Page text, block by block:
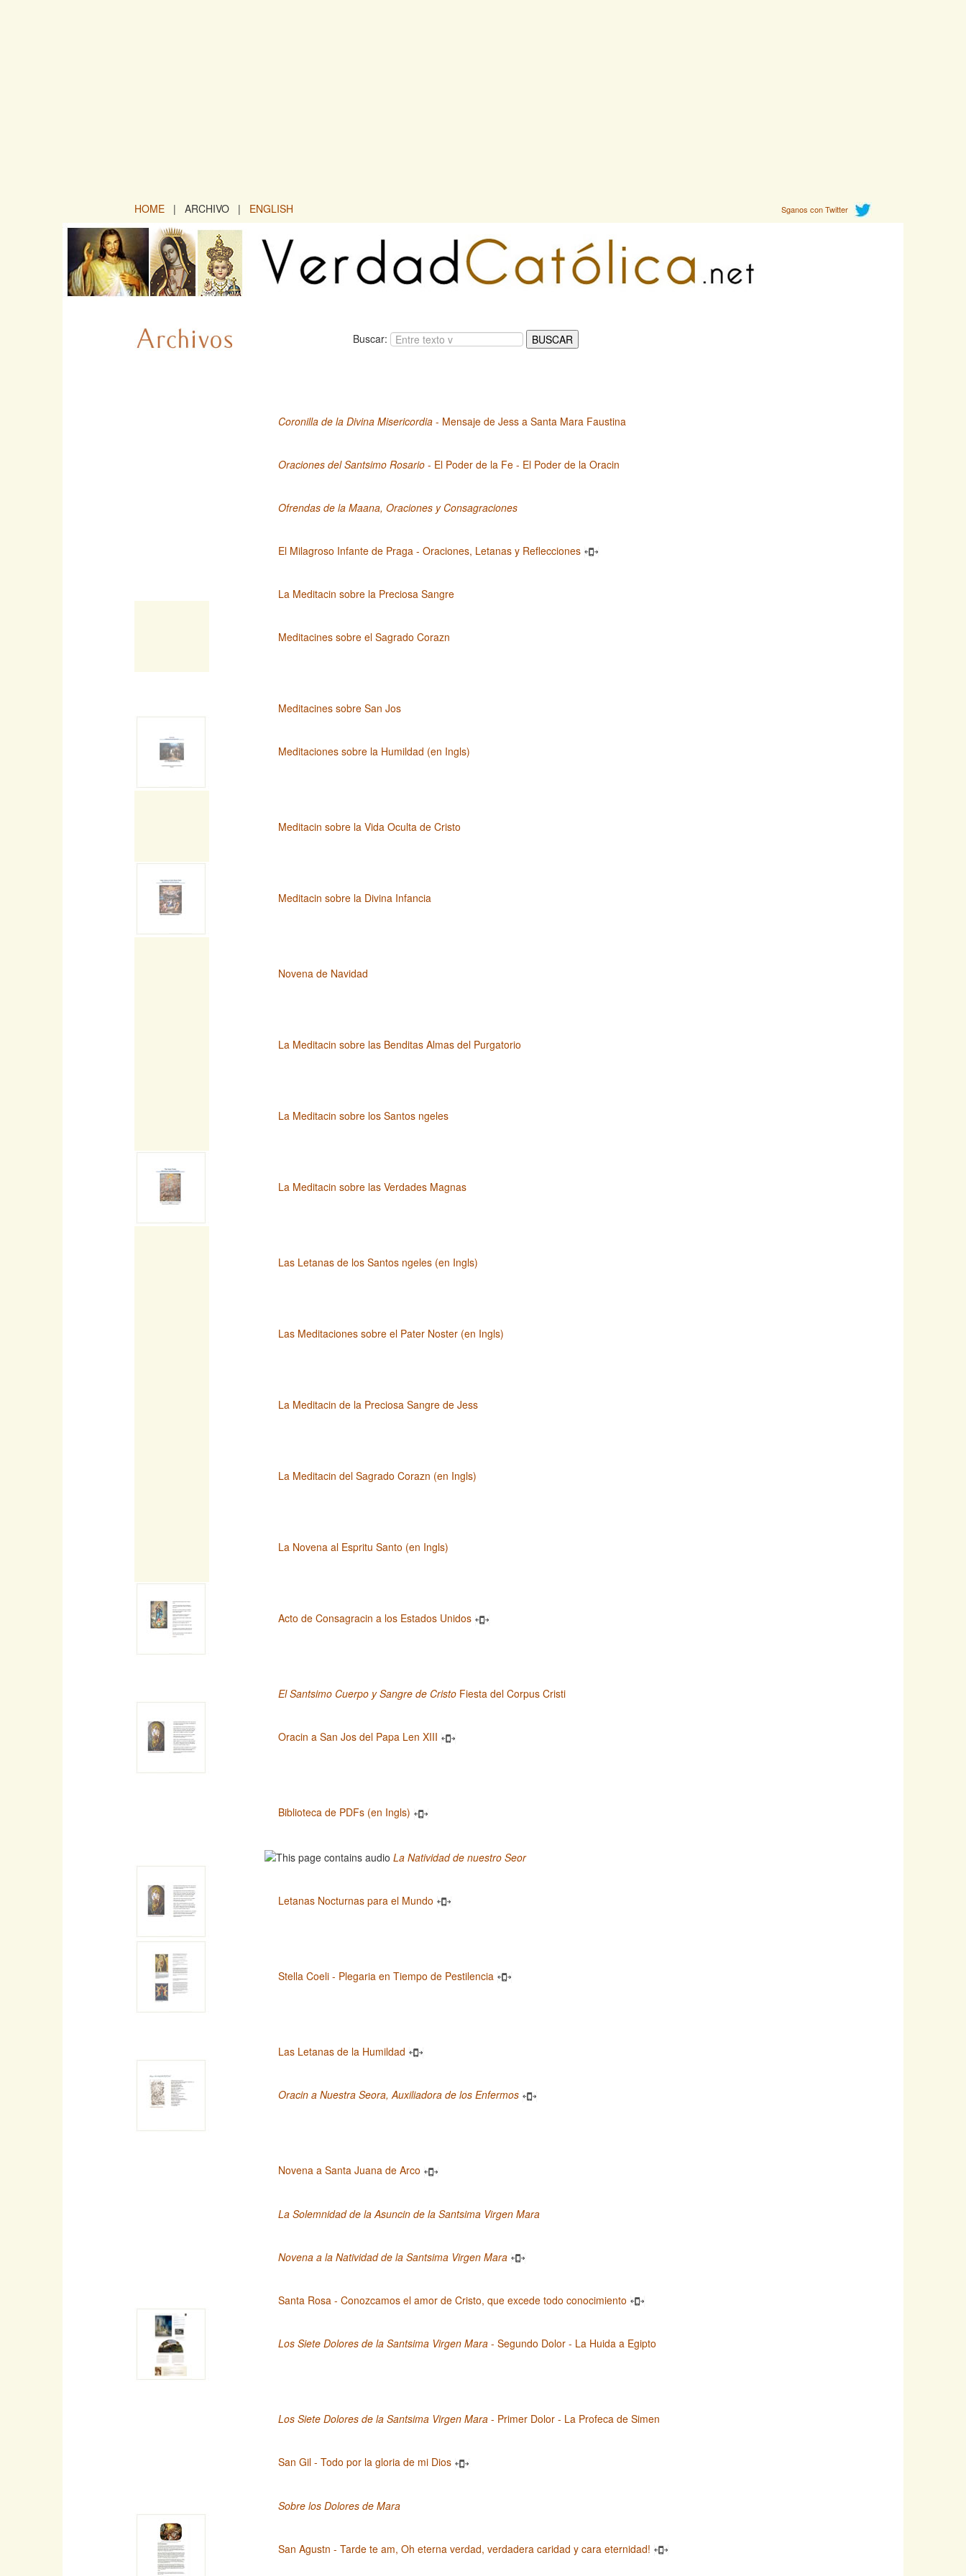
HOME | ARCHIVO | ENGLISH Sganos con Twitter
Buscar:
Coronilla de la Divina Misericordia - Mensaje de Jess a Santa Mara Faustina
Oraciones del Santsimo Rosario - El Poder de la Fe - El Poder de la Oracin
Ofrendas de la Maana, Oraciones y Consagraciones
El Milagroso Infante de Praga - Oraciones, Letanas y Reflecciones
La Meditacin sobre la Preciosa Sangre
Meditacines sobre el Sagrado Corazn
Meditacines sobre San Jos
Meditaciones sobre la Humildad (en Ingls)
Meditacin sobre la Vida Oculta de Cristo
Meditacin sobre la Divina Infancia
Novena de Navidad
La Meditacin sobre las Benditas Almas del Purgatorio
La Meditacin sobre los Santos ngeles
La Meditacin sobre las Verdades Magnas
Las Letanas de los Santos ngeles (en Ingls)
Las Meditaciones sobre el Pater Noster (en Ingls)
La Meditacin de la Preciosa Sangre de Jess
La Meditacin del Sagrado Corazn (en Ingls)
La Novena al Espritu Santo (en Ingls)
Acto de Consagracin a los Estados Unidos
El Santsimo Cuerpo y Sangre de Cristo Fiesta del Corpus Cristi
Oracin a San Jos del Papa Len XIII
Biblioteca de PDFs (en Ingls)
La Natividad de nuestro Seor
Letanas Nocturnas para el Mundo
Stella Coeli - Plegaria en Tiempo de Pestilencia
Las Letanas de la Humildad
Oracin a Nuestra Seora, Auxiliadora de los Enfermos
Novena a Santa Juana de Arco
La Solemnidad de la Asuncin de la Santsima Virgen Mara
Novena a la Natividad de la Santsima Virgen Mara
Santa Rosa - Conozcamos el amor de Cristo, que excede todo conocimiento
Los Siete Dolores de la Santsima Virgen Mara - Segundo Dolor - La Huida a Egipto
Los Siete Dolores de la Santsima Virgen Mara - Primer Dolor - La Profeca de Simen
San Gil - Todo por la gloria de mi Dios
Sobre los Dolores de Mara
San Agustn - Tarde te am, Oh eterna verdad, verdadera caridad y cara eternidad!